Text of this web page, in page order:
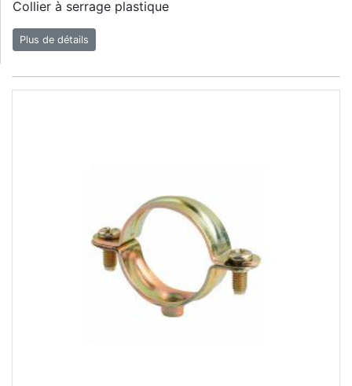
Collier à serrage plastique
Plus de détails